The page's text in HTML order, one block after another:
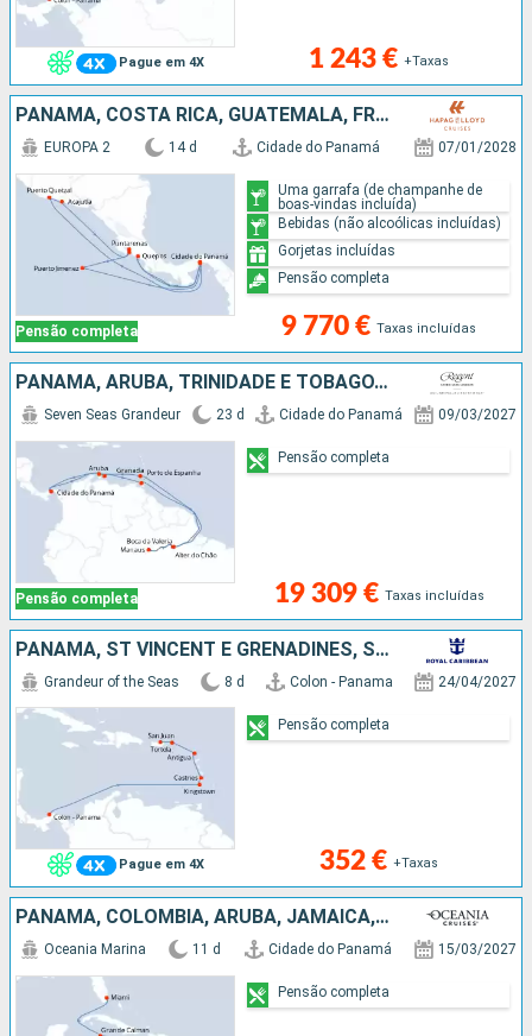
Pague em 4X 1 243 € +Taxas
PANAMA, COSTA RICA, GUATEMALA, FRANÇA
Pensão completa
EUROPA 2 14 d Cidade do Panamá 07/01/2028
9 770 € Taxas incluídas
Uma garrafa (de champanhe de
boas-vindas incluída)
Bebidas (não alcoólicas incluídas)
Gorjetas incluídas
Pensão completa
PANAMA, ARUBA, TRINIDADE E TOBAGO, BRASIL, GRENADA
Pensão completa
Seven Seas Grandeur 23 d Cidade do Panamá 09/03/2027
19 309 € Taxas incluídas
Pensão completa
PANAMA, ST VINCENT E GRENADINES, SANTA LÚCIA, ANTÍGUA E BARBUDA, TORTOLA, PORTO RICO
Pague em 4X
Grandeur of the Seas 8 d Colon - Panama 24/04/2027
352 € +Taxas
Pensão completa
PANAMA, COLÔMBIA, ARUBA, JAMAICA, CAIMÃO (ILHAS), ESTADOS UNIDOS
Oceania Marina 11 d Cidade do Panamá 15/03/2027
Pensão completa